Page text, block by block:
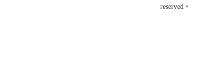
reserved。